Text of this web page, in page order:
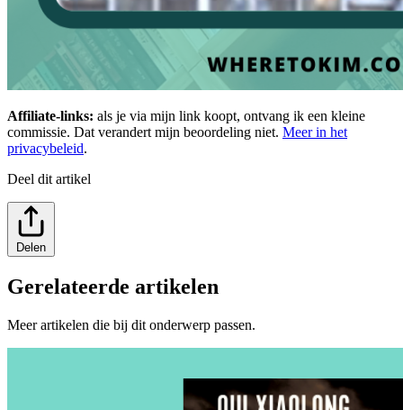
Affiliate-links: als je via mijn link koopt, ontvang ik een kleine
commissie. Dat verandert mijn beoordeling niet. Meer in het
privacybeleid.
Deel dit artikel
Delen
Gerelateerde artikelen
Meer artikelen die bij dit onderwerp passen.